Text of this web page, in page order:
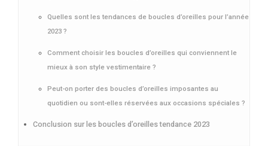
Quelles sont les tendances de boucles d’oreilles pour l’année
2023 ?
Comment choisir les boucles d’oreilles qui conviennent le
mieux à son style vestimentaire ?
Peut-on porter des boucles d’oreilles imposantes au
quotidien ou sont-elles réservées aux occasions spéciales ?
Conclusion sur les boucles d’oreilles tendance 2023